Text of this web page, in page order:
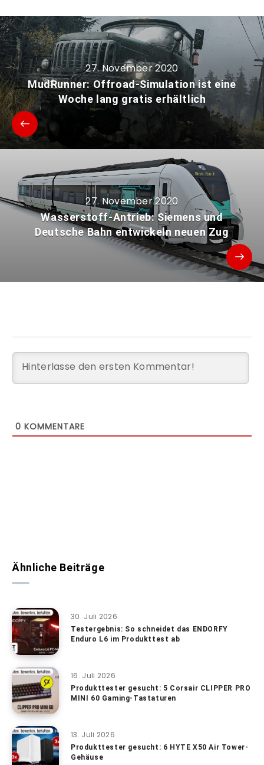
27. November 2020
MudRunner: Offroad-Simulation ist eine
Woche lang gratis erhältlich
27. November 2020
Wasserstoff-Antrieb: Siemens und
Deutsche Bahn entwickeln neuen Zug
0 KOMMENTARE
Ähnliche Beiträge
30. Juli 2026
Testergebnis: So schneidet das ENDORFY
Enduro L6 im Produkttest ab
16. Juli 2026
Produkttester gesucht: 5 Corsair CLIPPER PRO
MINI 60 Gaming-Tastaturen
13. Juli 2026
Produkttester gesucht: 6 HYTE X50 Air Tower-
Gehäuse